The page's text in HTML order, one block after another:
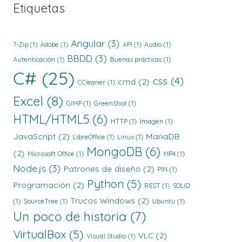
Etiquetas
7-Zip(1) Adobe (1) Angular(3) API (1) Audio(1)
Autenticación (1) BBDD (3) Buenas prácticas(1)
C# (25) CCleaner(1) cmd (2) css (4)
Excel (8) GIMP(1) GreenShot(1)
HTML/HTML5 (6) HTTP(1) Imagen (1)
JavaScript (2) LibreOffice (1) Linux(1) MariaDB
(2) Microsoft Office (1) MongoDB (6) MP4(1)
Node.js (3) Patrones de diseño (2) PIN (1)
Programación (2) Python (5) REST (1) SOLID
(1) SourceTree (1) Trucos Windows (2) Ubuntu (1)
Un poco de historia (7)
VirtualBox(5) Visual Studio(1) VLC(2)